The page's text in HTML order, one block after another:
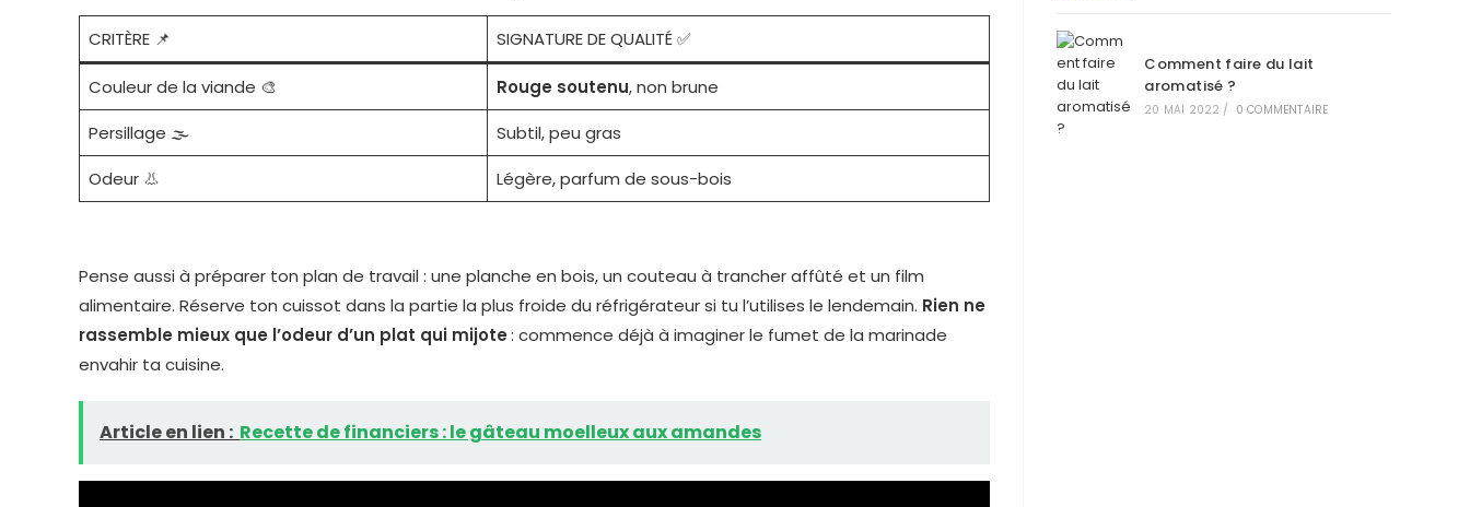
CRITÈRE 📌 SIGNATURE DE QUALITÉ ✅
Couleur de la viande 🎨 Rouge soutenu, non brune
Persillage 🌫️
Subtil, peu gras
Odeur 👃
Légère, parfum de sous-bois
Pense aussi à préparer ton plan de travail : une planche en bois, un couteau à trancher affûté et un film
alimentaire. Réserve ton cuissot dans la partie la plus froide du réfrigérateur si tu l’utilises le lendemain. Rien ne
rassemble mieux que l’odeur d’un plat qui mijote: commence déjà à imaginer le fumet de la marinade
envahir ta cuisine.
Article en lien : Recette de financiers : le gâteau moelleux aux amandes
Comment faire du lait
aromatisé ?
20 MAI 2022 / 0 COMMENTAIRE